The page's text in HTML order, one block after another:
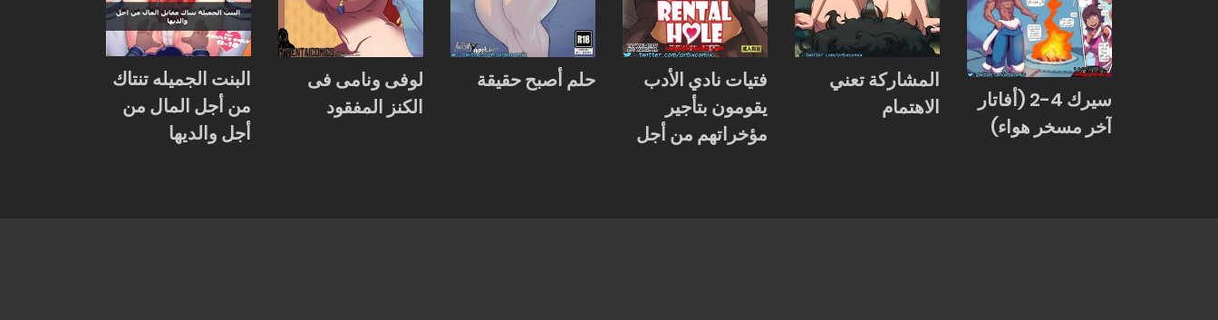
سيرك 4-2 (أفاتار
آخر مسخر هواء)
المشاركة تعني
الاهتمام
فتيات نادي الأدب
يقومون بتأجير
مؤخراتهم من أجل
حلم أصبح حقيقة
لوفى ونامى فى
الكنز المفقود
البنت الجميله تنتاك
من أجل المال من
أجل والديها